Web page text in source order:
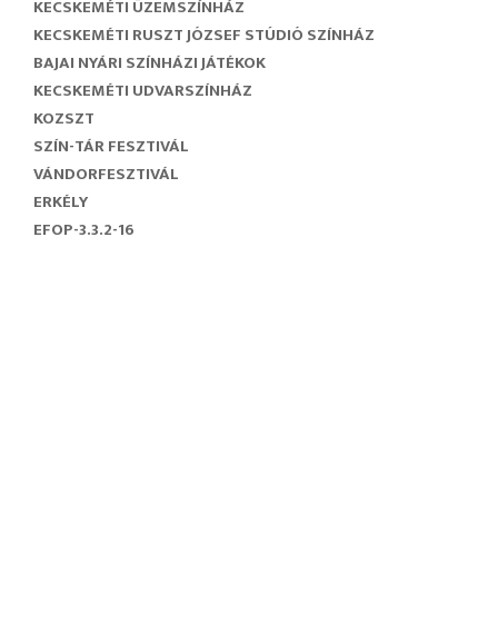
KECSKEMÉTI ÜZEMSZÍNHÁZ
KECSKEMÉTI RUSZT JÓZSEF STÚDIÓ SZÍNHÁZ
BAJAI NYÁRI SZÍNHÁZI JÁTÉKOK
KECSKEMÉTI UDVARSZÍNHÁZ
KOZSZT
SZÍN-TÁR FESZTIVÁL
VÁNDORFESZTIVÁL
ERKÉLY
EFOP-3.3.2-16